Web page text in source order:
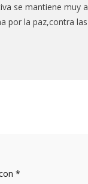
se mantiene muy a
por la paz,contra las
*